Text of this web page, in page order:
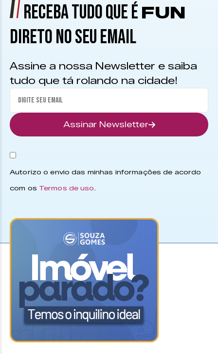
RECEBA TUDO QUE É FUN
DIRETO NO SEU EMAIL
Assine a nossa Newsletter e saiba
tudo que tá rolando na cidade!
Assinar Newsletter
Autorizo o envio das minhas informações de acordo
com os Termos de uso.